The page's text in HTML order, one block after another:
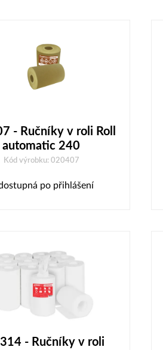
- Ručníky v roli Roll
automatic 240
Kód výrobku: 020407
po přihlášení
- Ručníky v roli